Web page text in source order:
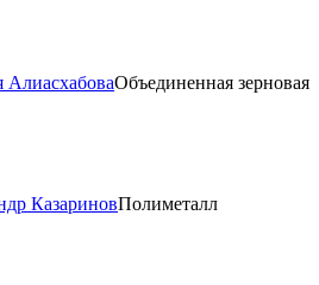
АлиасхабоваОбъединенная зерновая
КазариновПолиметалл